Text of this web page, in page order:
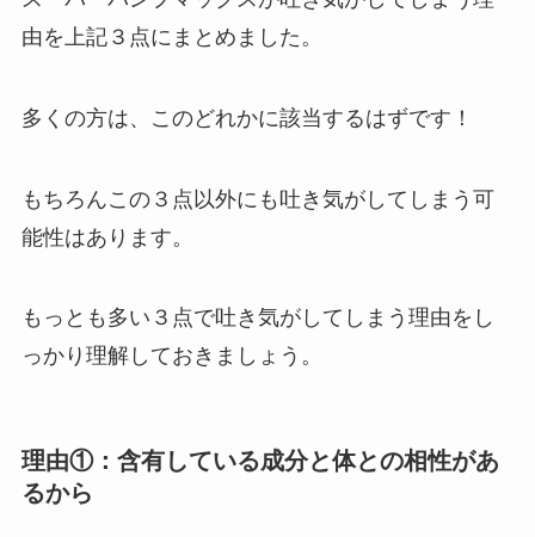
由を上記３点にまとめました。
多くの方は、このどれかに該当するはずです！
もちろんこの３点以外にも吐き気がしてしまう可
能性はあります。
もっとも多い３点で吐き気がしてしまう理由をし
っかり理解しておきましょう。
理由①：含有している成分と体との相性があ
るから